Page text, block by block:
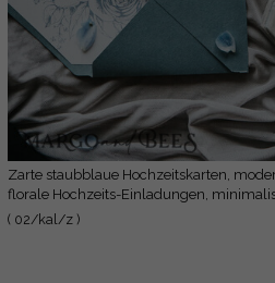
Zarte staubblaue Hochzeitskarten, moderne
florale Hochzeits-Einladungen,
Vellum-Hochzeitseinladungssuite,
( 02/kal/z )